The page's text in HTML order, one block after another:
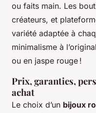
ou faits main. Les
créateurs, et
variété adaptée à
minimalisme à
ou en jaspe rouge !
Prix, garanties,
achat
Le choix d’un bijoux